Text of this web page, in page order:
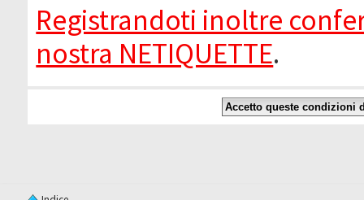
Registrandoti inoltre
nostra NETIQUETTE.